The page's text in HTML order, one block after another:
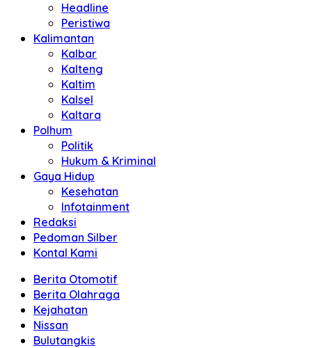
Headline
Peristiwa
Kalimantan
Kalbar
Kalteng
Kaltim
Kalsel
Kaltara
Polhum
Politik
Hukum & Kriminal
Gaya Hidup
Kesehatan
Infotainment
Redaksi
Pedoman Silber
Kontal Kami
Berita Otomotif
Berita Olahraga
Kejahatan
Nissan
Bulutangkis